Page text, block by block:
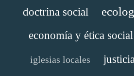
doctrina social
economía y ética social
iglesias locales